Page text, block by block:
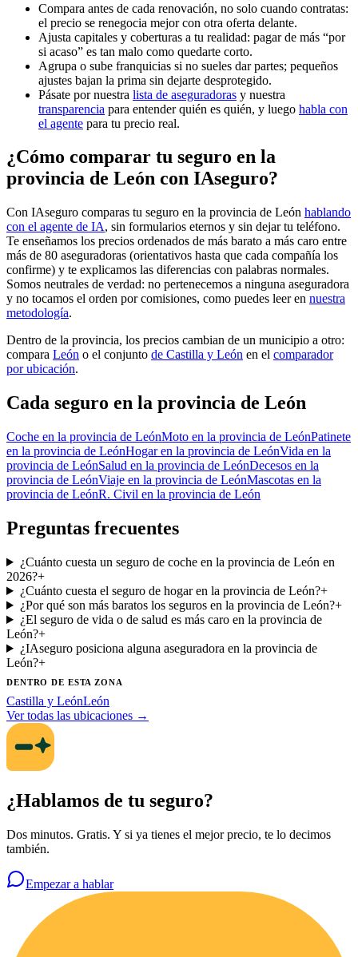
Compara antes de cada renovación, no solo cuando contratas:
el precio se renegocia mejor con otra oferta delante.
Ajusta capitales y coberturas a tu realidad: pagar de más “por
si acaso” es tan malo como quedarte corto.
Agrupa o sube franquicias si no sueles dar partes; pequeños
ajustes bajan la prima sin dejarte desprotegido.
Pásate por nuestra lista de aseguradoras y nuestra
transparencia para entender quién es quién, y luego habla con
el agente para tu precio real.
¿Cómo comparar tu seguro en la
provincia de León con IAseguro?
Con IAseguro comparas tu seguro en la provincia de León hablando
con el agente de IA, sin formularios eternos y sin dejar tu teléfono.
Te enseñamos los precios ordenados de más barato a más caro entre
más de 80 aseguradoras (orientativos hasta que cada compañía los
confirme) y te explicamos las diferencias con palabras normales.
Somos neutrales de verdad: no pertenecemos a ninguna aseguradora
y no tocamos el orden por comisiones, como puedes leer en nuestra
metodología.
Dentro de la provincia, los precios cambian de un municipio a otro:
compara León o el conjunto de Castilla y León en el comparador
por ubicación.
Cada seguro en la provincia de León
Coche en la provincia de LeónMoto en la provincia de LeónPatinete
en la provincia de LeónHogar en la provincia de LeónVida en la
provincia de LeónSalud en la provincia de LeónDecesos en la
provincia de LeónViaje en la provincia de LeónMascotas en la
provincia de LeónR. Civil en la provincia de León
Preguntas frecuentes
¿Cuánto cuesta un seguro de coche en la provincia de León en
2026?+
¿Cuánto cuesta el seguro de hogar en la provincia de León?+
¿Por qué son más baratos los seguros en la provincia de León?+
¿El seguro de vida o de salud es más caro en la provincia de
León?+
¿IAseguro posiciona alguna aseguradora en la provincia de
León?+
DENTRO DE ESTA ZONA
Castilla y LeónLeón
Ver todas las ubicaciones →
¿Hablamos de tu seguro?
Dos minutos. Gratis. Y si ya tienes el mejor precio, te lo decimos
también.
Empezar a hablar